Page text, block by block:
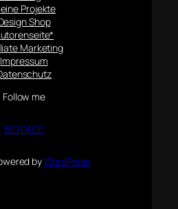
Projekte
Shop
Marketing
Impressum
Follow me
BIO PAGE
byWordPress